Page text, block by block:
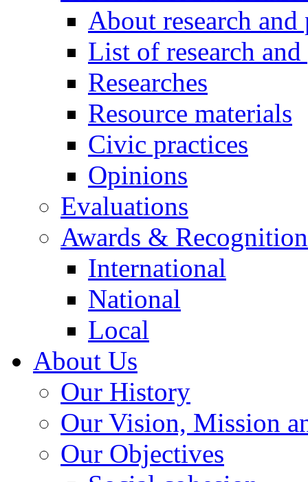
About research
List of research
Researches
Resource materials
Civic practices
Opinions
Evaluations
Awards &
International
National
Local
About Us
Our History
Our Vision, Mission
Our Objectives